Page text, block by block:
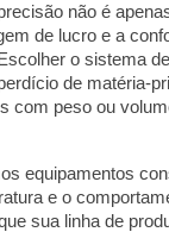
não é
de lucro e a
o sistema
de matéria-
com peso ou
equipamentos
e o
sua linha de